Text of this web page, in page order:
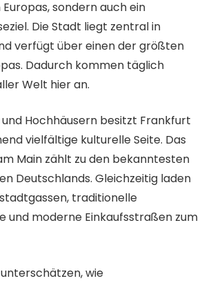
sondern auch ein
Die Stadt liegt zentral in
verfügt über einen der größten
Dadurch kommen täglich
Welt hier an.
Hochhäusern besitzt Frankfurt
vielfältige kulturelle Seite. Das
Main zählt zu den bekanntesten
Deutschlands. Gleichzeitig laden
traditionelle
und moderne Einkaufsstraßen zum
wie